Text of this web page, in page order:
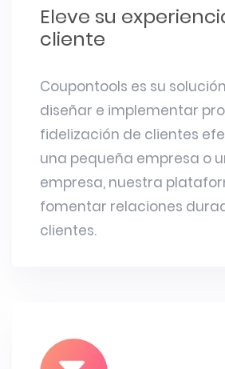
Eleve su
cliente
Coupontools es su
diseñar e implementar
fidelización de clientes
una pequeña empresa o
empresa, nuestra
fomentar relaciones
clientes.